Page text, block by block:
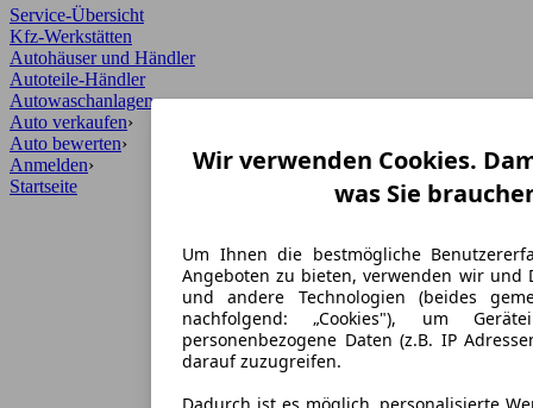
Service-Übersicht
Kfz-Werkstätten
Autohäuser und Händler
Autoteile-Händler
Autowaschanlagen
Auto verkaufen›
Auto bewerten›
Anmelden›
Startseite
Wir verwenden Cookies.
was Sie
Um Ihnen die bestmögliche
Angeboten zu bieten, verwenden wir und
und andere Technologien (beides
nachfolgend: „Cookies"), um
personenbezogene Daten (z.B. IP
darauf zuzugreifen.